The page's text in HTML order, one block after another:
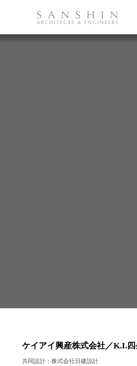
ケイアイ興産株式会社／K.I.
共同設計：株式会社日建設計